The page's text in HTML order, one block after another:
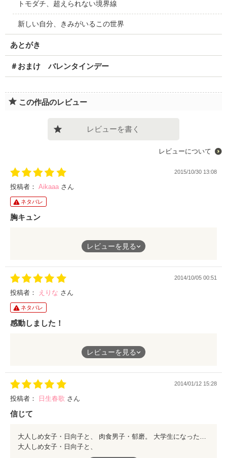
トモダチ、超えられない境界線
新しい自分、きみがいるこの世界
あとがき
＃おまけ バレンタインデー
この作品のレビュー
レビューを書く
レビューについて
2015/10/30 13:08
投稿者： Aikaaa さん
ネタバレ
胸キュン
2つ続けて見たんですけど、
ずっとキュンキュンしてました（笑）
レビューを見る
2014/10/05 00:51
投稿者： えりな さん
ネタバレ
感動しました！
もう、めっちゃ感動しました。
大上くんと日向子が別れる前、日向子の最後にキスして のとこ
とかめっちゃ胸がキュンてして！好き同士なのに別れるて勇気が
要ることなんだなと思いました。私は、まだ恋をしたことがない
してみたいなと思います。これからも胸キュンな小説期待してま
レビューを見る
2014/01/12 15:28
投稿者： 日生春歌 さん
信じて
大人しめ女子・日向子と、